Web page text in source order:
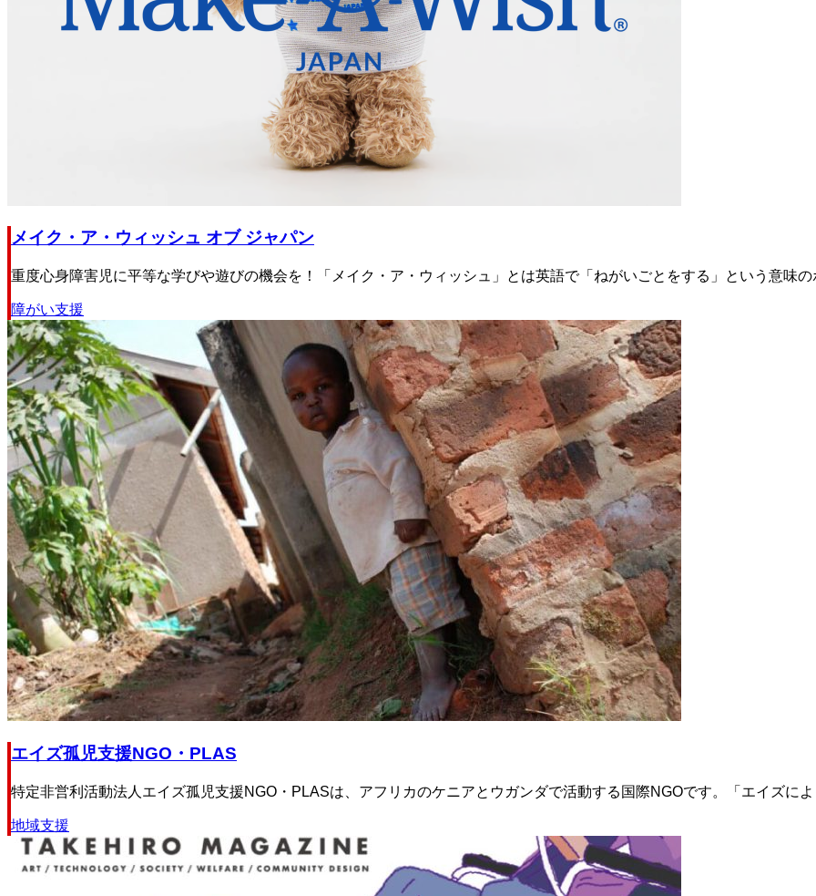
メイク・ア・ウィッシュ オブ ジャパン
重度心身障害児に平等な学びや遊びの機会を！「メイク・ア・ウィッシュ」とは英語で「ねがいごとをする」という意味の
障がい支援
エイズ孤児支援NGO・PLAS
特定非営利活動法人エイズ孤児支援NGO・PLASは、アフリカのケニアとウガンダで活動する国際NGOです。「エイズに
地域支援